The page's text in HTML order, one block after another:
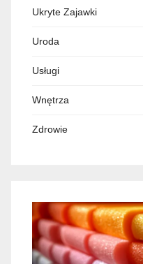
Ukryte Zajawki
Uroda
Usługi
Wnętrza
Zdrowie